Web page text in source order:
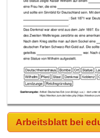
Arbeitsblatt bei